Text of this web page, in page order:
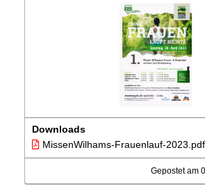
Downloads
MissenWilhams-Frauenlauf-2023.pdf
Gepostet am